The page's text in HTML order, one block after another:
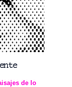
de lo